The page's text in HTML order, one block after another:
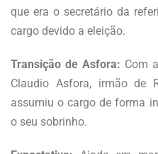
que era o secretário da
cargo devido a eleição.
Transição de Asfora: Com
Claudio Asfora, irmão de
assumiu o cargo de forma
o seu sobrinho.